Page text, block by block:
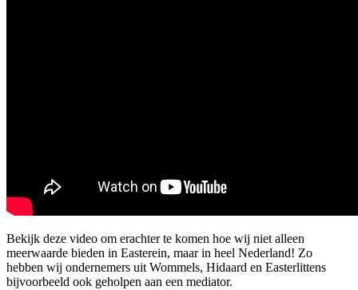
Bekijk deze video om erachter te komen hoe wij niet alleen
meerwaarde bieden in Easterein, maar in heel Nederland! Zo
hebben wij ondernemers uit Wommels, Hidaard en Easterlittens
bijvoorbeeld ook geholpen aan een mediator.